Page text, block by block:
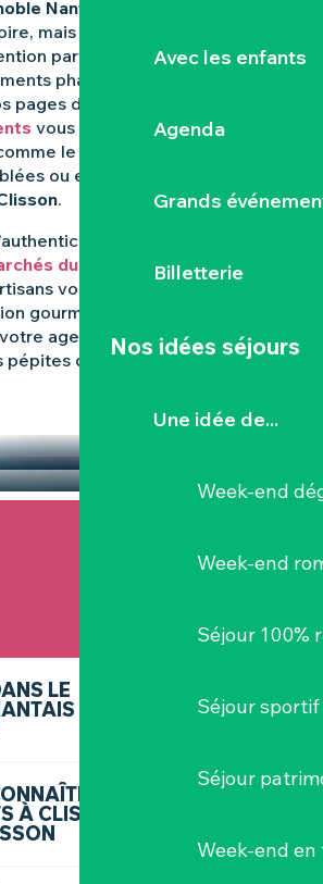
Avec les enfants
Agenda
Grands
Billetterie
Nos idées séjours
Une idée de...
Week-end
Week-end
Séjour 100%
Séjour sportif
Séjour
Week-end
Nantais
mais certaines expériences
particulière. Pour ne rien
phares qui animent la région,
pages dédiées : les
vous révèlent les rendez-vous
le
ou encore les mystérieuses
.
et de
du Vignoble Nantais, où
vous donnent rendez-vous
gourmande et conviviale.
agenda dans le Vignoble
pépites qui font la richesse du
LES MARCHÉS
LE
CE
LES
À CLISSON ? -